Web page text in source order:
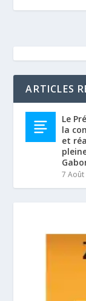
ARTICLES
Le
la
et
7 Août